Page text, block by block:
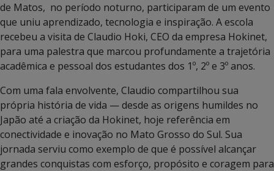
de Matos, no período noturno, participaram de um evento
que uniu aprendizado, tecnologia e inspiração. A escola
recebeu a visita de Claudio Hoki, CEO da empresa Hokinet,
para uma palestra que marcou profundamente a trajetória
acadêmica e pessoal dos estudantes dos 1º, 2º e 3º anos.
Com uma fala envolvente, Claudio compartilhou sua
própria história de vida — desde as origens humildes no
Japão até a criação da Hokinet, hoje referência em
conectividade e inovação no Mato Grosso do Sul. Sua
jornada serviu como exemplo de que é possível alcançar
grandes conquistas com esforço, propósito e coragem para